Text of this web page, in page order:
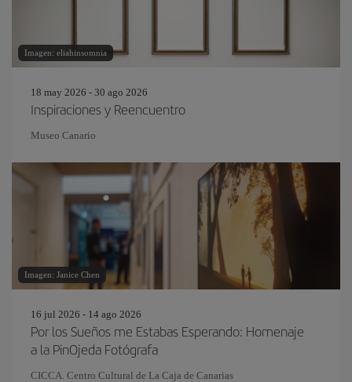
Imagen: eliahinsomnia
18 may 2026 - 30 ago 2026
Inspiraciones y Reencuentro
Museo Canario
Imagen: Janice Chen
16 jul 2026 - 14 ago 2026
Por los Sueños me Estabas Esperando: Homenaje
a la PinOjeda Fotógrafa
CICCA. Centro Cultural de La Caja de Canarias